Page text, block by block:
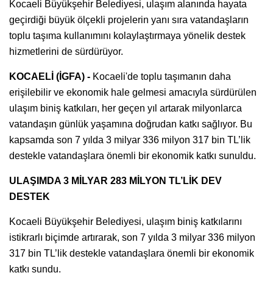
Kocaeli Büyükşehir Belediyesi, ulaşım alanında hayata
geçirdiği büyük ölçekli projelerin yanı sıra vatandaşların
toplu taşıma kullanımını kolaylaştırmaya yönelik destek
hizmetlerini de sürdürüyor.
KOCAELİ (İGFA) - Kocaeli'de toplu taşımanın daha
erişilebilir ve ekonomik hale gelmesi amacıyla sürdürülen
ulaşım biniş katkıları, her geçen yıl artarak milyonlarca
vatandaşın günlük yaşamına doğrudan katkı sağlıyor. Bu
kapsamda son 7 yılda 3 milyar 336 milyon 317 bin TL’lik
destekle vatandaşlara önemli bir ekonomik katkı sunuldu.
ULAŞIMDA 3 MİLYAR 283 MİLYON TL’LİK DEV
DESTEK
Kocaeli Büyükşehir Belediyesi, ulaşım biniş katkılarını
istikrarlı biçimde artırarak, son 7 yılda 3 milyar 336 milyon
317 bin TL’lik destekle vatandaşlara önemli bir ekonomik
katkı sundu.